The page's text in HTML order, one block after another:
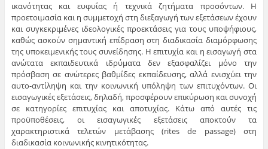
ικανότητας και ευφυΐας ή τεχνικά ζητήματα προσόντων. Η
προετοιμασία και η συμμετοχή στη διεξαγωγή των εξετάσεων έχουν
και συγκεκριμένες ιδεολογικές προεκτάσεις για τους υποψήφιους,
καθώς ασκούν σημαντική επίδραση στη διαδικασία διαμόρφωσης
της υποκειμενικής τους συνείδησης. Η επιτυχία και η εισαγωγή στα
ανώτατα εκπαιδευτικά ιδρύματα δεν εξασφαλίζει μόνο την
πρόσβαση σε ανώτερες βαθμίδες εκπαίδευσης, αλλά ενισχύει την
αυτο-αντίληψη και την κοινωνική υπόληψη των επιτυχόντων. Οι
εισαγωγικές εξετάσεις, δηλαδή, προσφέρουν επικύρωση και συνοχή
σε κατηγορίες επιτυχίας και αποτυχίας. Κάτω από αυτές τις
προϋποθέσεις, οι εισαγωγικές εξετάσεις αποκτούν τα
χαρακτηριστικά τελετών μετάβασης (rites de passage) στη
διαδικασία κοινωνικής κινητικότητας.